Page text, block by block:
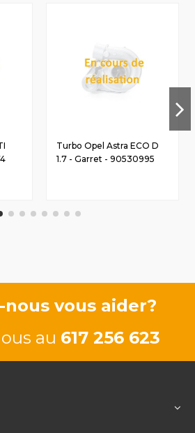
Turbo Opel Astra ECO D
1.7 - Garret - 90530995
nous vous aider?
au 617 256 623